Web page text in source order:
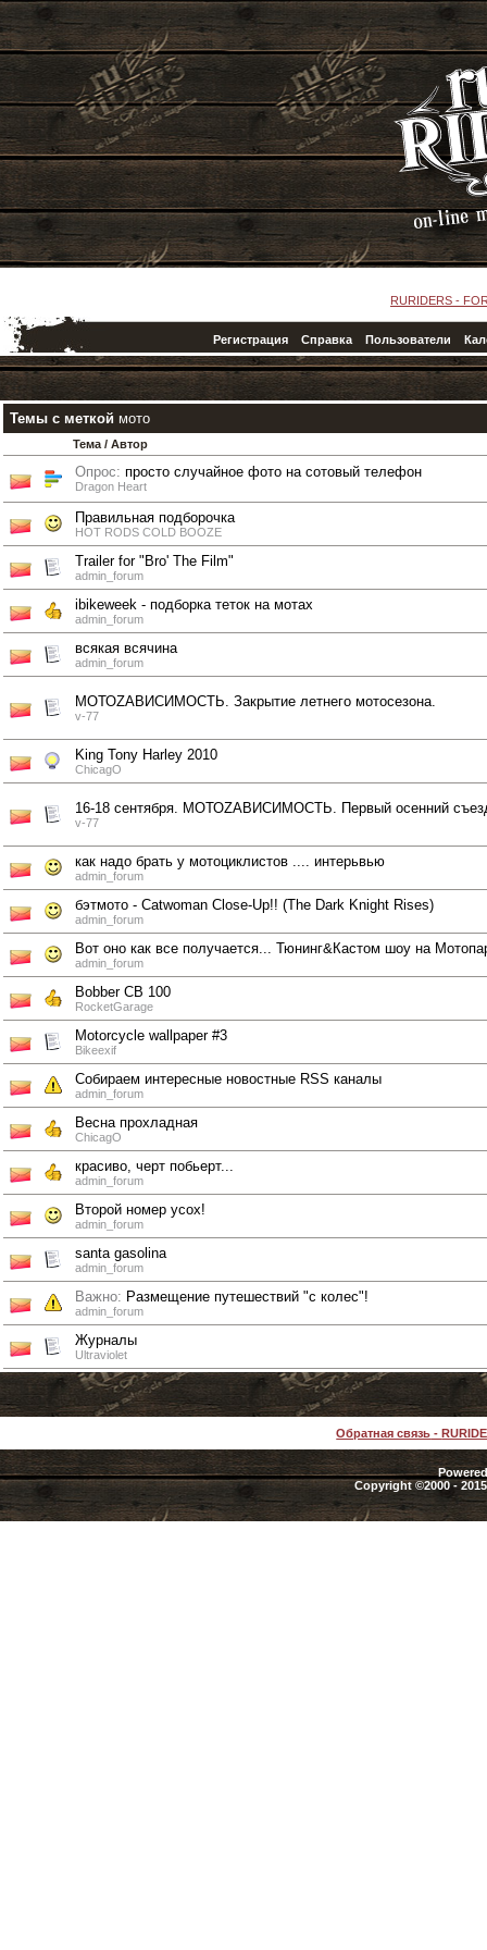
RURIDERS -
Регистрация Справка Пользователи
Темы с меткой мото
Тема / Автор
Опрос: просто случайное фото на сотовый телефон
Dragon Heart
Правильная подборочка
HOT RODS COLD BOOZE
Trailer for "Bro' The Film"
admin_forum
ibikeweek - подборка теток на мотах
admin_forum
всякая всячина
admin_forum
МОТОZАВИСИМОСТЬ. Закрытие летнего мотосезона.
v-77
King Tony Harley 2010
ChicagO
16-18 сентября. МОТОZАВИСИМОСТЬ. Первый осенний
v-77
как надо брать у мотоциклистов .... интерьвью
admin_forum
бэтмото - Catwoman Close-Up!! (The Dark Knight Rises)
admin_forum
Вот оно как все получается... Тюнинг&Кастом шоу на
admin_forum
Bobber CB 100
RocketGarage
Motorcycle wallpaper #3
Bikeexif
Собираем интересные новостные RSS каналы
admin_forum
Весна прохладная
ChicagO
красиво, черт побьерт...
admin_forum
Второй номер усох!
admin_forum
santa gasolina
admin_forum
Важно: Размещение путешествий "с колес"!
admin_forum
Журналы
Ultraviolet
Обратная связь -
Copyright ©2000 -